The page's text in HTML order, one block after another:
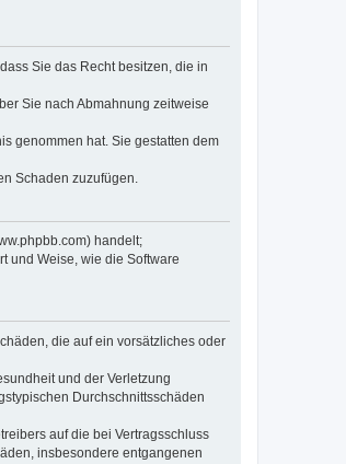
Sie das Recht besitzen, die in
Sie nach Abmahnung zeitweise
genommen hat. Sie gestatten dem
Schaden zuzufügen.
handelt;
und Weise, wie die Software
die auf ein vorsätzliches oder
und der Verletzung
Durchschnittsschäden
auf die bei Vertragsschluss
insbesondere entgangenen